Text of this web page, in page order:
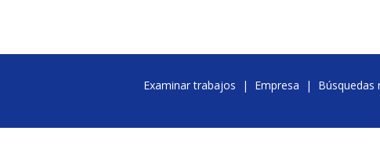
Examinar trabajos | Empresa | Búsquedas